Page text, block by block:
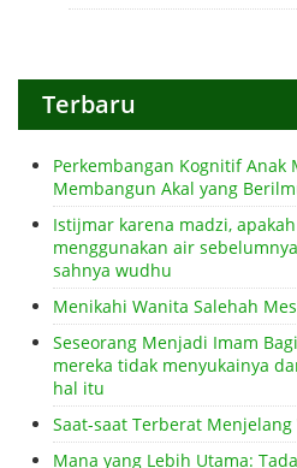
Terbaru
Perkembangan Kognitif Anak
Membangun Akal yang
Istijmar karena madzi,
menggunakan air
sahnya wudhu
Menikahi Wanita Salehah
Seseorang Menjadi Imam
mereka tidak menyukainya
hal itu
Saat-saat Terberat Menjelang
Mana yang Lebih Utama: